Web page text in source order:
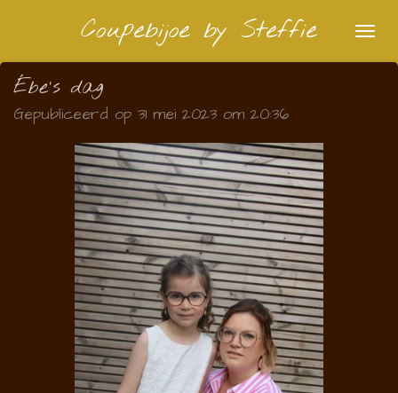
naar
de
hoofdinhoud
Coupebijoe by Steffie
Ébe's dag
Gepubliceerd op 31 mei 2023 om 20:36